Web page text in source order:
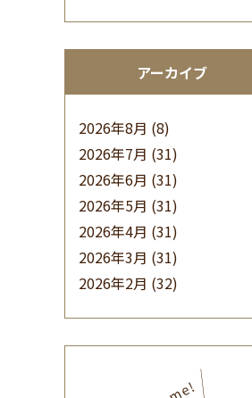
アーカイブ
2026年8月 (8)
2026年7月 (31)
2026年6月 (31)
2026年5月 (31)
2026年4月 (31)
2026年3月 (31)
2026年2月 (32)
(32)